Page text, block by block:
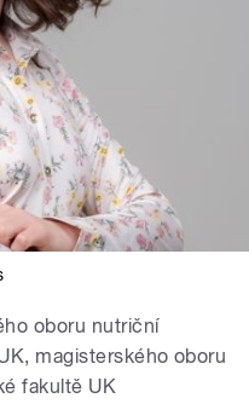
oboru nutriční
magisterského oboru
fakultě UK